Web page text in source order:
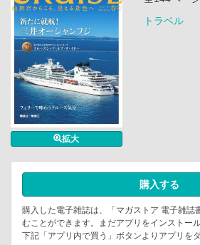
拡大
トラベル
購入する
購入した電子雑誌は、「マガストア 電子雑誌
むことができます。まだアプリをインストー
下記「アプリ内で買う」ボタンよりアプリを